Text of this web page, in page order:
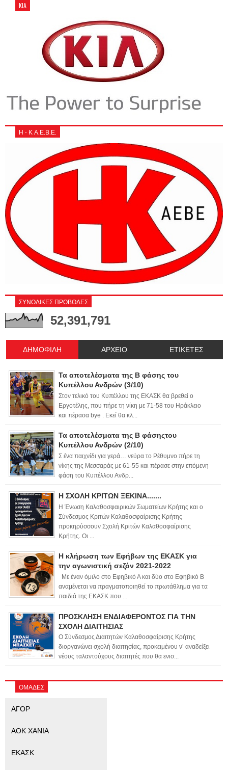
KIA
Η - Κ Α.Ε.Β.Ε.
ΣΥΝΟΛΙΚΕΣ ΠΡΟΒΟΛΕΣ
52,391,791
ΔΗΜΟΦΙΛΗ ΑΡΧΕΙΟ ΕΤΙΚΕΤΕΣ
Τα αποτελέσματα της Β φάσης του
Κυπέλλου Ανδρών (3/10)
Στον τελικό του Κυπέλλου της ΕΚΑΣΚ θα βρεθεί ο
Εργοτέλης, που πήρε τη νίκη με 71-58 του Ηράκλειο
και πέρασα bye . Εκεί θα κλ...
Τα αποτελέσματα της Β φάσηςτου
Κυπέλλου Ανδρών (2/10)
Σ ένα παιχνίδι για γερά… νεύρα το Ρέθυμνο πήρε τη
νίκης της Μεσσαράς με 61-55 και πέρασε στην επόμενη
φάση του Κυπέλλου Ανδρ...
Η ΣΧΟΛΗ ΚΡΙΤΩΝ ΞΕΚΙΝΑ.......
Η Ένωση Καλαθοσφαιρικών Σωματείων Κρήτης και ο
Σύνδεσμος Κριτών Καλαθοσφαίρισης Κρήτης
προκηρύσσουν Σχολή Κριτών Καλαθοσφαίρισης
Κρήτης. Οι ...
Η κλήρωση των Εφήβων της ΕΚΑΣΚ για
την αγωνιστική σεζόν 2021-2022
Με έναν όμιλο στο Εφηβικό Α και δύο στο Εφηβικό Β
αναμένεται να πραγματοποιηθεί το πρωτάθλημα για τα
παιδιά της ΕΚΑΣΚ που ...
ΠΡΟΣΚΛΗΣΗ ΕΝΔΙΑΦΕΡΟΝΤΟΣ ΓΙΑ ΤΗΝ
ΣΧΟΛΗ ΔΙΑΙΤΗΣΙΑΣ
Ο Σύνδεσμος Διαιτητών Καλαθοσφαίρισης Κρήτης
διοργανώνει σχολή διαιτησίας, προκειμένου ν’ αναδείξει
νέους ταλαντούχους διαιτητές που θα ενισ...
ΟΜΑΔΕΣ
ΑΓΟΡ
ΑΟΚ ΧΑΝΙΑ
ΕΚΑΣΚ